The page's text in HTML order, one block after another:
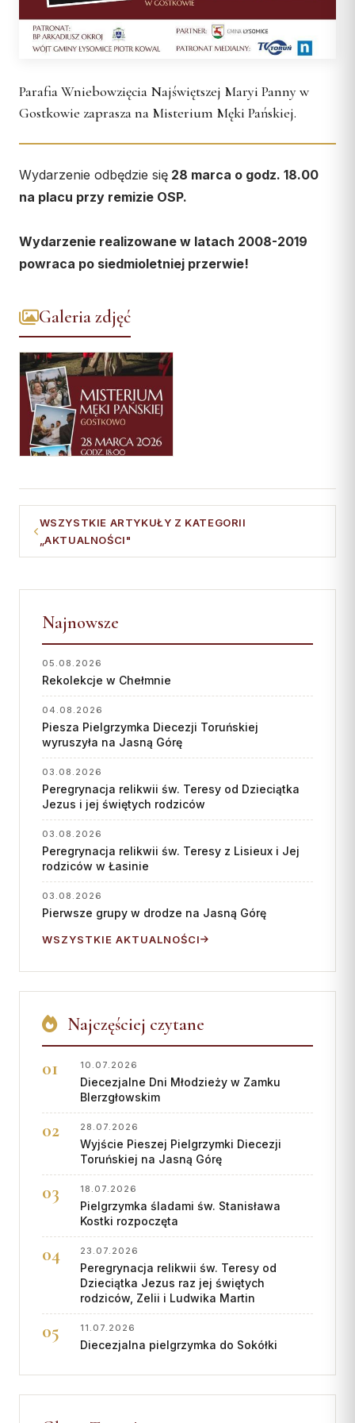
KURIA
Kuria Diecezjalna
Sąd Biskupi
CENTRUM MEDIALNE
Współpraca
Redakcja
Współpraca
KONTAKT
Dane kurii
Franciszkański Zakon
Świeckich
Bractwo św. Józefa
Parafia Wniebowzięcia Najświętszej Maryi Panny w
Gostkowie zaprasza na Misterium Męki Pańskiej.
Wydarzenie odbędzie się 28 marca o godz. 18.00
na placu przy remizie OSP.
Wydarzenie realizowane w latach 2008-2019
powraca po siedmioletniej przerwie!
Galeria zdjęć
WSZYSTKIE ARTYKUŁY Z KATEGORII
„AKTUALNOŚCI"
Najnowsze
05.08.2026
Rekolekcje w Chełmnie
04.08.2026
Piesza Pielgrzymka Diecezji Toruńskiej
wyruszyła na Jasną Górę
03.08.2026
Peregrynacja relikwii św. Teresy od Dzieciątka
Jezus i jej świętych rodziców
03.08.2026
Peregrynacja relikwii św. Teresy z Lisieux i Jej
rodziców w Łasinie
03.08.2026
Pierwsze grupy w drodze na Jasną Górę
WSZYSTKIE AKTUALNOŚCI
Najczęściej czytane
10.07.2026
Diecezjalne Dni Młodzieży w Zamku
BIerzgłowskim
28.07.2026
Wyjście Pieszej Pielgrzymki Diecezji
Toruńskiej na Jasną Górę
18.07.2026
Pielgrzymka śladami św. Stanisława
Kostki rozpoczęta
23.07.2026
Peregrynacja relikwii św. Teresy od
Dzieciątka Jezus raz jej świętych
rodziców, Zelii i Ludwika Martin
11.07.2026
Diecezjalna pielgrzymka do Sokółki